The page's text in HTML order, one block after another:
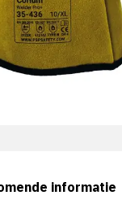
informatie